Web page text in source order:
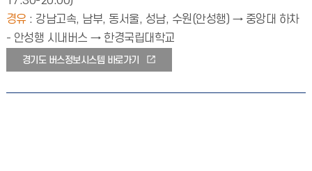
경유 : 강남고속, 남부, 동서울, 성남, 수원(안성행) → 중앙대 하차
- 안성행 시내버스 → 한경국립대학교
경기도 버스정보시스템 바로가기